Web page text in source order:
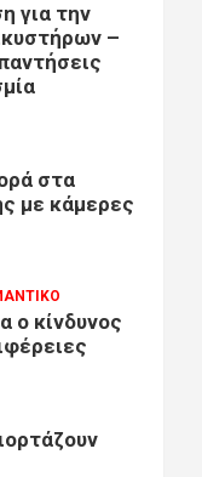
για την
–
στα
με κάμερες
ο κίνδυνος